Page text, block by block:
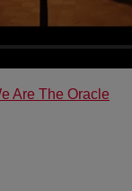
Are The Oracle